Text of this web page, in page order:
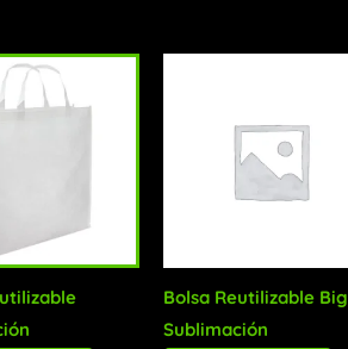
Bolsa Reutilizable Big
Sublimación